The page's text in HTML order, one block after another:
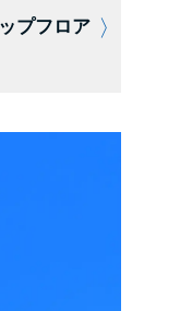
プフロア